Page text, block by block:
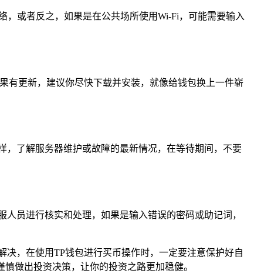
或者反之，如果是在公共场所使用Wi-Fi，可能需要输入
有更新，建议你尽快下载并安装，就像给钱包换上一件崭
，了解服务器维护或故障的最新情况，在等待期间，不要
员进行核实和处理，如果是输入错误的密码或助记词，
，在使用TP钱包进行买币操作时，一定要注意保护好自
做出投资决策，让你的投资之路更加稳健。